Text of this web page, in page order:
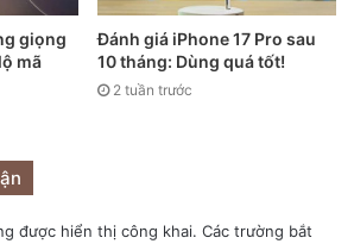
giọng
mã
Đánh giá iPhone 17 Pro sau
10 tháng: Dùng quá tốt!
2 tuần trước
được hiển thị công khai. Các trường bắt